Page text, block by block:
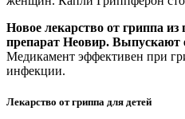
Новое лекарство от гриппа
препарат Неовир. Выпускают
Медикамент эффективен при
инфекции.
Лекарство от гриппа для детей